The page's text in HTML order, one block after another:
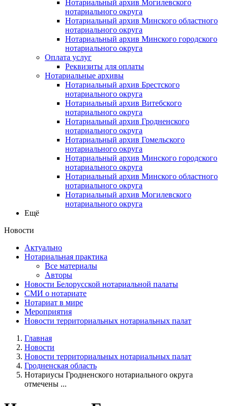
Нотариальный архив Могилевского
нотариального округа
Нотариальный архив Минского областного
нотариального округа
Нотариальный архив Минского городского
нотариального округа
Оплата услуг
Реквизиты для оплаты
Нотариальные архивы
Нотариальный архив Брестского
нотариального округа
Нотариальный архив Витебского
нотариального округа
Нотариальный архив Гродненского
нотариального округа
Нотариальный архив Гомельского
нотариального округа
Нотариальный архив Минского городского
нотариального округа
Нотариальный архив Минского областного
нотариального округа
Нотариальный архив Могилевского
нотариального округа
Ещё
Новости
Актуально
Нотариальная практика
Все материалы
Авторы
Новости Белорусской нотариальной палаты
СМИ о нотариате
Нотариат в мире
Мероприятия
Новости территориальных нотариальных палат
Главная
Новости
Новости территориальных нотариальных палат
Гродненская область
Нотариусы Гродненского нотариального округа
отмечены ...